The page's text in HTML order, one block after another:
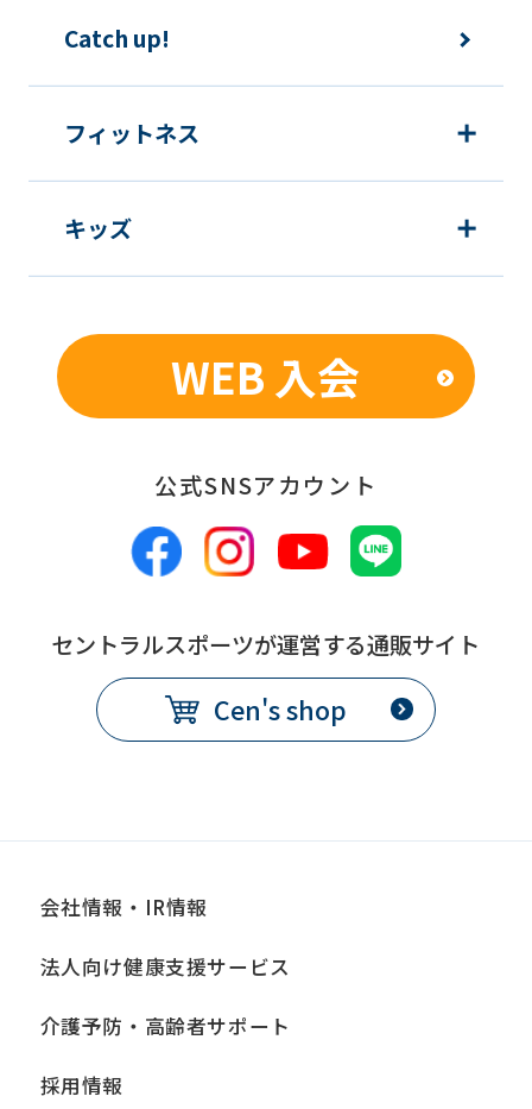
Catch up!
フィットネス
キッズ
WEB 入会
公式SNSアカウント
セントラルスポーツが運営する通販サイト
Cen's shop
会社情報・IR情報
法人向け健康支援サービス
介護予防・高齢者サポート
採用情報